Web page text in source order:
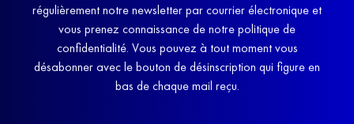
régulièrement notre newsletter par courrier électronique et
vous prenez connaissance de notre politique de
confidentialité. Vous pouvez à tout moment vous
désabonner avec le bouton de désinscription qui figure en
bas de chaque mail reçu.